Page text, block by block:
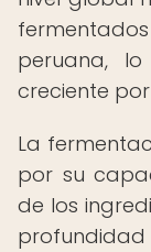
peruana,
creciente
La
por su
de los